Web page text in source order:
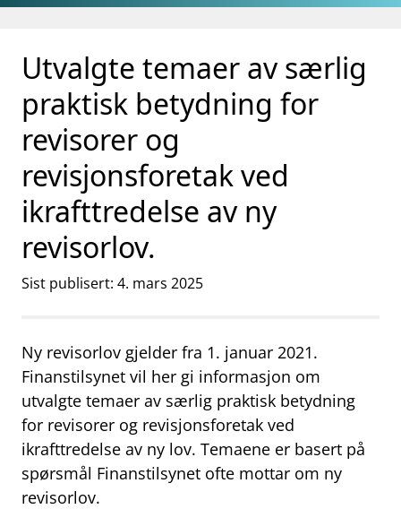
Gå til hovedinnhold
Gå til søkesiden
Utvalgte temaer av særlig
praktisk betydning for
revisorer og
revisjonsforetak ved
ikrafttredelse av ny
revisorlov.
Sist publisert: 4. mars 2025
Ny revisorlov gjelder fra 1. januar 2021.
Finanstilsynet vil her gi informasjon om
utvalgte temaer av særlig praktisk betydning
for revisorer og revisjonsforetak ved
ikrafttredelse av ny lov. Temaene er basert på
spørsmål Finanstilsynet ofte mottar om ny
revisorlov.